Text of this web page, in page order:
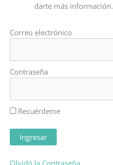
darte más información.
Correo electrónico
Contraseña
Recuérdeme
Olvidó la Contraseña